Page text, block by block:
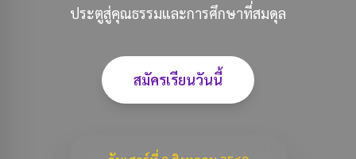
ประตูสู่คุณธรรมและการศึกษาที่สมดุล
สมัครเรียนวันนี้